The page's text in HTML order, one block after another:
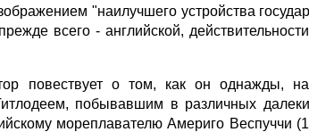
"наилучшего устройства
всего - английской,
повествует о том, как он однажды,
побывавшим в различных
мореплавателю Америго Веспуччи